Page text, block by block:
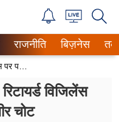
राजनीति बिज़नेस
विजिलेंस
चोट